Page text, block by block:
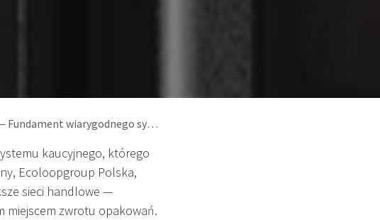
systemu kaucyjnego w Polsce
kaucyjnego, którego
Ecoloopgroup Polska,
sieci handlowe —
miejscem zwrotu opakowań.